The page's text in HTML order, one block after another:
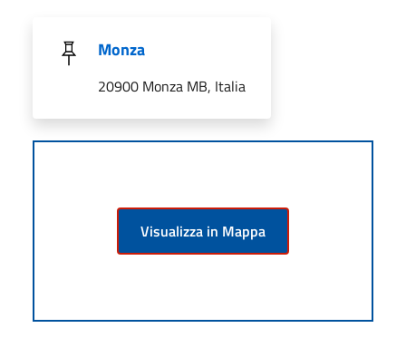
Monza
20900 Monza MB, Italia
Visualizza in Mappa